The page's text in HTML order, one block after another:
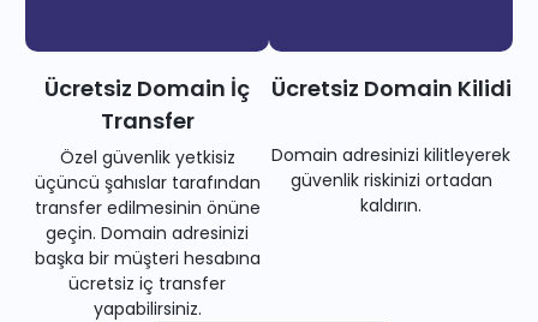
Ücretsiz Domain İç
Transfer
Özel güvenlik yetkisiz
üçüncü şahıslar tarafından
transfer edilmesinin önüne
geçin. Domain adresinizi
başka bir müşteri hesabına
ücretsiz iç transfer
yapabilirsiniz.
Ücretsiz Domain Kilidi
Domain adresinizi kilitleyerek
güvenlik riskinizi ortadan
kaldırın.